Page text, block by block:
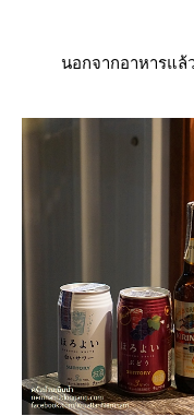
นอกจากอาหารแ